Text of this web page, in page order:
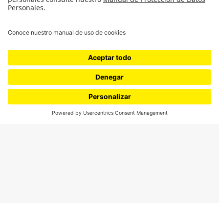
¿Quieres escribir en 070?
cerosetenta@uniandes.edu.co
BOGOTÁ, COLOMBIA